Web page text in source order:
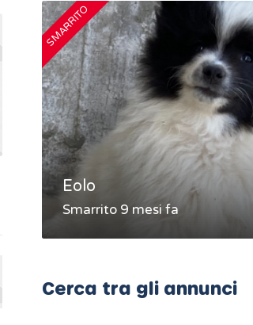
SMARRITO
Eolo
Smarrito 9 mesi fa
Cerca tra gli annunci